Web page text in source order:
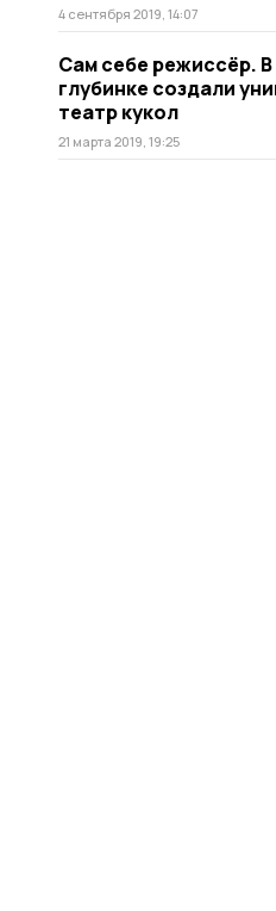
4 сентября 2019, 14:07
Сам себе режиссёр.
глубинке создали
театр кукол
21 марта 2019, 19:25